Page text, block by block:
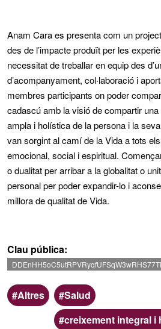
Anam Cara es presenta com un
des de l’impacte produït per les
necessitat de treballar en equip des
d’acompanyament, col·laboració i
membres participants on poder
cadascú amb la visió de compartir
ampla i holística de la persona i la
van sorgint al camí de la Vida a tots
emocional, social i espiritual.
o dualitat per arribar a la globalitat o
personal per poder expandir-lo i
millora de qualitat de Vida.
Clau pública
Àmbit
Altres Categoria
Salud
creixement integral i